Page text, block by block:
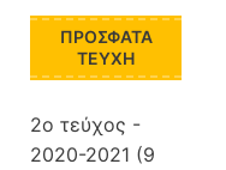
ΠΡΌΣΦΑΤΑ
ΤΕΎΧΗ
2ο τεύχος -
2020-2021 (9